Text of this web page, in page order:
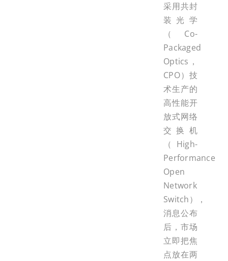
采用共封
装光学
（Co-
Packaged
Optics，
CPO）技
术生产的
高性能开
放式网络
交换机
（High-
Performance
Open
Network
Switch），
消息公布
后，市场
立即把焦
点放在两